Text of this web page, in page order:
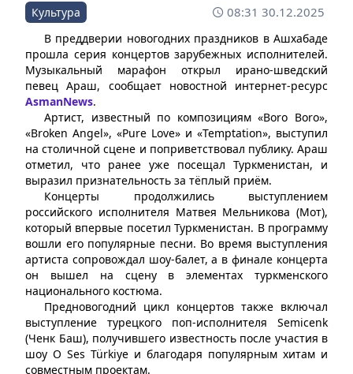
Культура 08:31 30.12.2025
В преддверии новогодних праздников в Ашхабаде
прошла серия концертов зарубежных исполнителей.
Музыкальный марафон открыл ирано-шведский
певец Араш, сообщает новостной интернет-ресурс
AsmanNews.
Артист, известный по композициям «Boro Boro»,
«Broken Angel», «Pure Love» и «Temptation», выступил
на столичной сцене и поприветствовал публику. Араш
отметил, что ранее уже посещал Туркменистан, и
выразил признательность за тёплый приём.
Концерты продолжились выступлением
российского исполнителя Матвея Мельникова (Мот),
который впервые посетил Туркменистан. В программу
вошли его популярные песни. Во время выступления
артиста сопровождал шоу-балет, а в финале концерта
он вышел на сцену в элементах туркменского
национального костюма.
Предновогодний цикл концертов также включал
выступление турецкого поп-исполнителя Semicenk
(Ченк Баш), получившего известность после участия в
шоу O Ses Türkiye и благодаря популярным хитам и
совместным проектам.